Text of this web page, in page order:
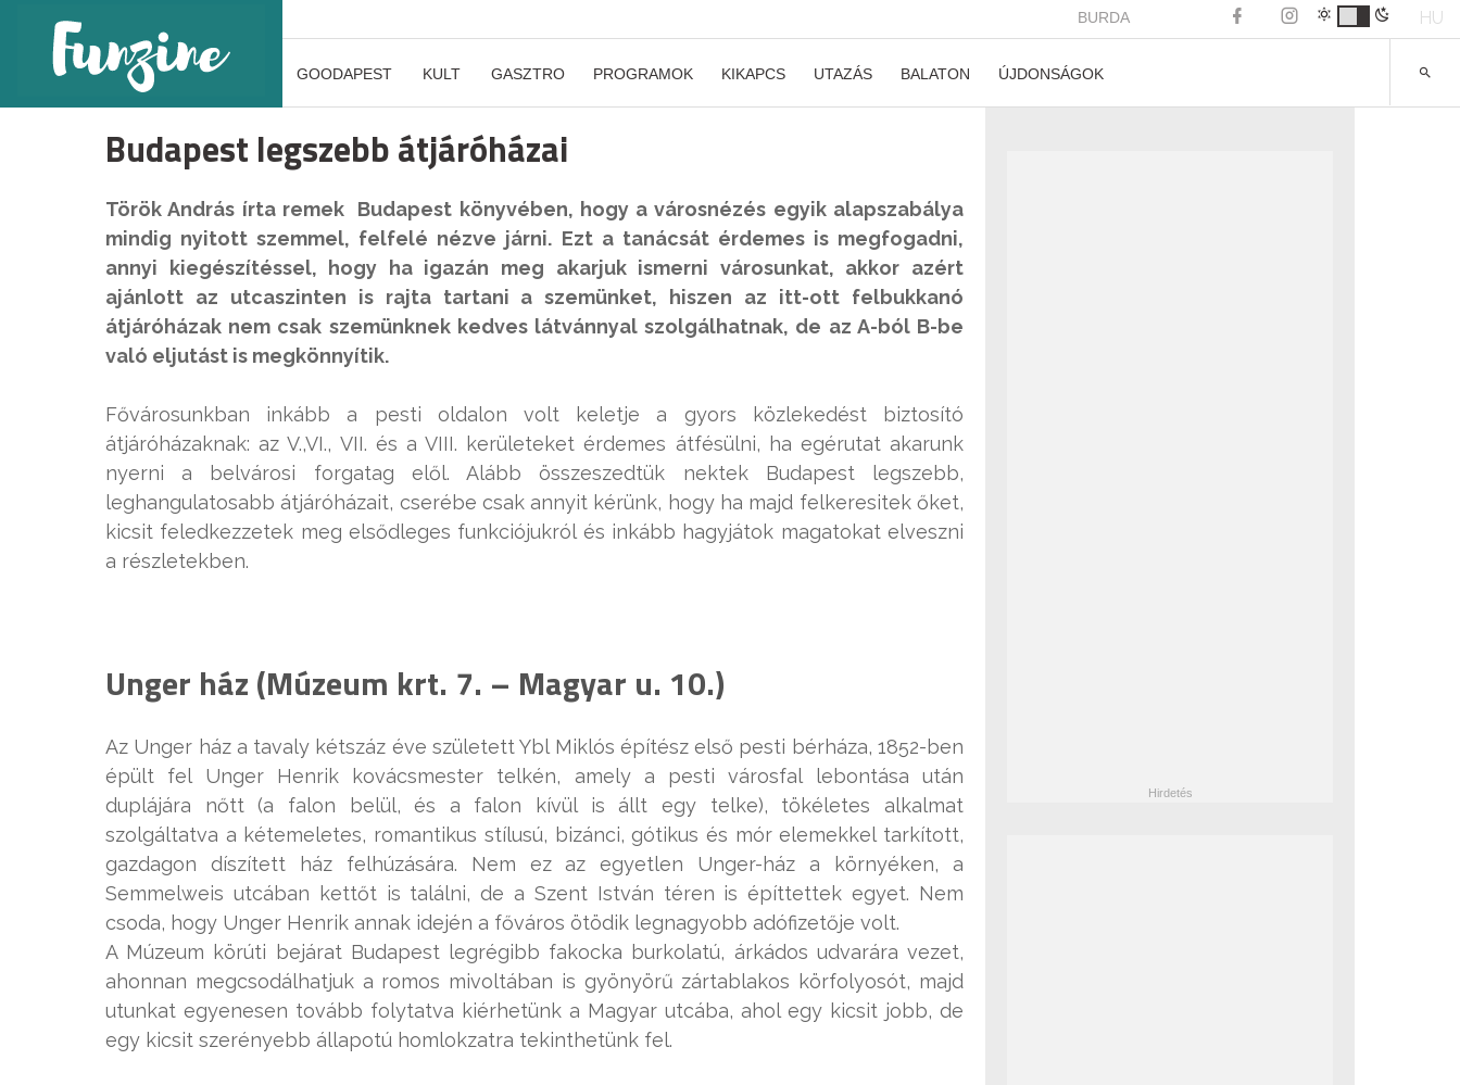
BURDA HU
GOODAPEST KULT GASZTRO PROGRAMOK KIKAPCS UTAZÁS BALATON ÚJDONSÁGOK
Budapest legszebb átjáróházai
Török András írta remek Budapest könyvében, hogy a városnézés egyik alapszabálya
mindig nyitott szemmel, felfelé nézve járni. Ezt a tanácsát érdemes is megfogadni,
annyi kiegészítéssel, hogy ha igazán meg akarjuk ismerni városunkat, akkor azért
ajánlott az utcaszinten is rajta tartani a szemünket, hiszen az itt-ott felbukkanó
átjáróházak nem csak szemünknek kedves látvánnyal szolgálhatnak, de az A-ból B-be
való eljutást is megkönnyítik.
Fővárosunkban inkább a pesti oldalon volt keletje a gyors közlekedést biztosító
átjáróházaknak: az V.,VI., VII. és a VIII. kerületeket érdemes átfésülni, ha egérutat akarunk
nyerni a belvárosi forgatag elől. Alább összeszedtük nektek Budapest legszebb,
leghangulatosabb átjáróházait, cserébe csak annyit kérünk, hogy ha majd felkeresitek őket,
kicsit feledkezzetek meg elsődleges funkciójukról és inkább hagyjátok magatokat elveszni
a részletekben.
Unger ház (Múzeum krt. 7. – Magyar u. 10.)
Az Unger ház a tavaly kétszáz éve született Ybl Miklós építész első pesti bérháza, 1852-ben
épült fel Unger Henrik kovácsmester telkén, amely a pesti városfal lebontása után
duplájára nőtt (a falon belül, és a falon kívül is állt egy telke), tökéletes alkalmat
szolgáltatva a kétemeletes, romantikus stílusú, bizánci, gótikus és mór elemekkel tarkított,
gazdagon díszített ház felhúzására. Nem ez az egyetlen Unger-ház a környéken, a
Semmelweis utcában kettőt is találni, de a Szent István téren is építtettek egyet. Nem
csoda, hogy Unger Henrik annak idején a főváros ötödik legnagyobb adófizetője volt.
A Múzeum körúti bejárat Budapest legrégibb fakocka burkolatú, árkádos udvarára vezet,
ahonnan megcsodálhatjuk a romos mivoltában is gyönyörű zártablakos körfolyosót, majd
utunkat egyenesen tovább folytatva kiérhetünk a Magyar utcába, ahol egy kicsit jobb, de
egy kicsit szerényebb állapotú homlokzatra tekinthetünk fel.